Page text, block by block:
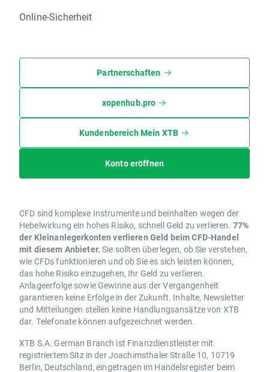
Online-Sicherheit
Partnerschaften
xopenhub.pro
Kundenbereich Mein XTB
Konto eröffnen
CFD sind komplexe Instrumente und beinhalten wegen der
Hebelwirkung ein hohes Risiko, schnell Geld zu verlieren. 77%
der Kleinanlegerkonten verlieren Geld beim CFD-Handel
mit diesem Anbieter. Sie sollten überlegen, ob Sie verstehen,
wie CFDs funktionieren und ob Sie es sich leisten können,
das hohe Risiko einzugehen, Ihr Geld zu verlieren.
Anlageerfolge sowie Gewinne aus der Vergangenheit
garantieren keine Erfolge in der Zukunft. Inhalte, Newsletter
und Mitteilungen stellen keine Handlungsansätze von XTB
dar. Telefonate können aufgezeichnet werden.
XTB S.A. German Branch ist Finanzdienstleister mit
registriertem Sitz in der Joachimsthaler Straße 10, 10719
Berlin, Deutschland, eingetragen im Handelsregister beim